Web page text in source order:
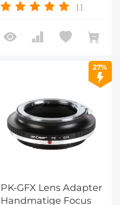
Camera Lichaam
11
27%
PK-GFX Lens Adapter
Handmatige Focus